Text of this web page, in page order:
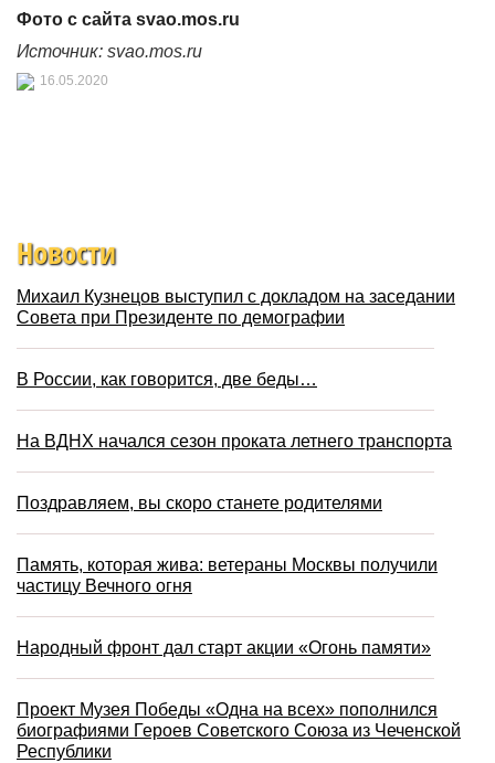
Фото с сайта svao.mos.ru
Источник: svao.mos.ru
16.05.2020
Новости
Михаил Кузнецов выступил с докладом на заседании
Совета при Президенте по демографии
В России, как говорится, две беды…
На ВДНХ начался сезон проката летнего транспорта
Поздравляем, вы скоро станете родителями
Память, которая жива: ветераны Москвы получили
частицу Вечного огня
Народный фронт дал старт акции «Огонь памяти»
Проект Музея Победы «Одна на всех» пополнился
биографиями Героев Советского Союза из Чеченской
Республики